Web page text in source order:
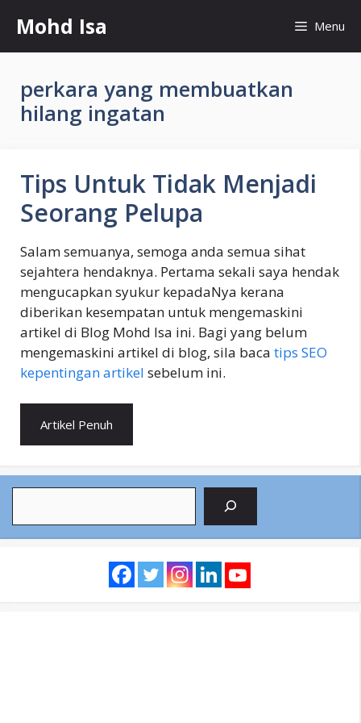
content
Mohd Isa Menu
perkara yang membuatkan
hilang ingatan
Tips Untuk Tidak Menjadi
Seorang Pelupa
Salam semuanya, semoga anda semua sihat
sejahtera hendaknya. Pertama sekali saya hendak
mengucapkan syukur kepadaNya kerana
diberikan kesempatan untuk mengemaskini
artikel di Blog Mohd Isa ini. Bagi yang belum
mengemaskini artikel di blog, sila baca tips SEO
kepentingan artikel sebelum ini.
Artikel Penuh